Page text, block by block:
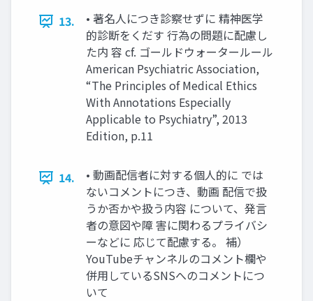
13.
• 著名人につき診察せずに 精神医学
的診断をくだす 行為の問題に配慮し
た内 容 cf. ゴールドウォータールール
American Psychiatric Association,
“The Principles of Medical Ethics
With Annotations Especially
Applicable to Psychiatry”, 2013
Edition, p.11
14.
• 動画配信者に対する個人的に では
ないコメントにつき、動画 配信で扱
うか否かや扱う内容 について、発言
者の意図や障 害に関わるプライバシ
ーなどに 応じて配慮する。 補）
YouTubeチャンネルのコメント欄や
併用しているSNSへのコメントにつ
いて